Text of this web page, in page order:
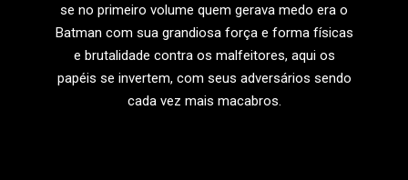
se no primeiro volume quem gerava medo era o
Batman com sua grandiosa força e forma físicas
e brutalidade contra os malfeitores, aqui os
papéis se invertem, com seus adversários sendo
cada vez mais macabros.